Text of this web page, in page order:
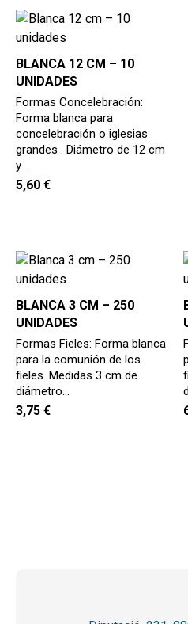
BLANCA 12 CM – 10
UNIDADES
Formas Concelebración:
Forma blanca para
concelebración o iglesias
grandes . Diámetro de 12 cm
y…
5,60 €
BLANCA 3 CM – 250
UNIDADES
Formas Fieles: Forma blanca
para la comunión de los
fieles. Medidas 3 cm de
diámetro…
3,75 €